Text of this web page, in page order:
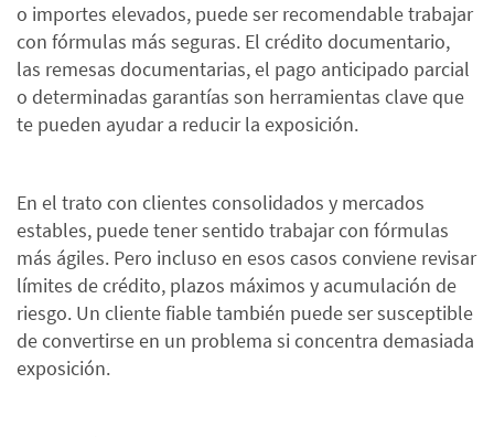
o importes elevados, puede ser recomendable trabajar
con fórmulas más seguras. El crédito documentario,
las remesas documentarias, el pago anticipado parcial
o determinadas garantías son herramientas clave que
te pueden ayudar a reducir la exposición.
En el trato con clientes consolidados y mercados
estables, puede tener sentido trabajar con fórmulas
más ágiles. Pero incluso en esos casos conviene revisar
límites de crédito, plazos máximos y acumulación de
riesgo. Un cliente fiable también puede ser susceptible
de convertirse en un problema si concentra demasiada
exposición.